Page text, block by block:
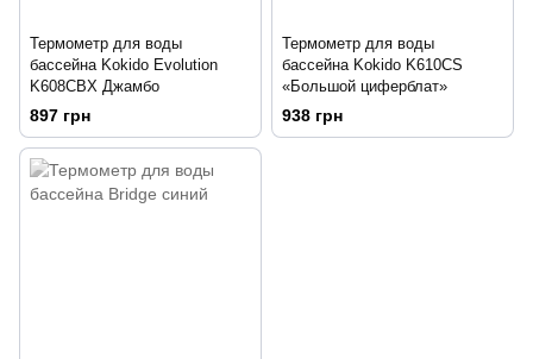
Термометр для воды
бассейна Kokido Evolution
K608CBX Джамбо
897 грн
Термометр для воды
бассейна Kokido K610CS
«Большой циферблат»
938 грн